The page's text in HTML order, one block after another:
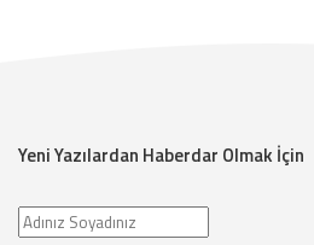
Yeni Yazılardan Haberdar Olmak İçin